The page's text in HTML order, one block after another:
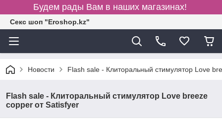
Будем рады Вам в наших магазинах!
Секс шоп "Eroshop.kz"
Новости Flash sale - Клиторальный стимулятор Love
Flash sale - Клиторальный стимулятор Love breeze
copper от Satisfyer